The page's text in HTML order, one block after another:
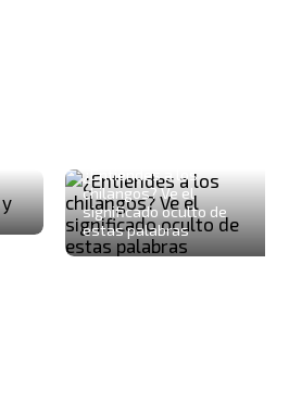
¿Entiendes a los
chilangos? Ve el
significado oculto de
estas palabras